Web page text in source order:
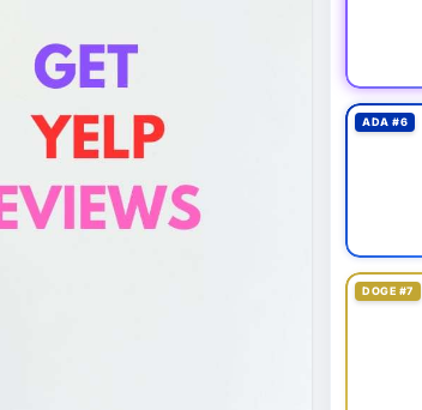
ADA #6
DOGE #7